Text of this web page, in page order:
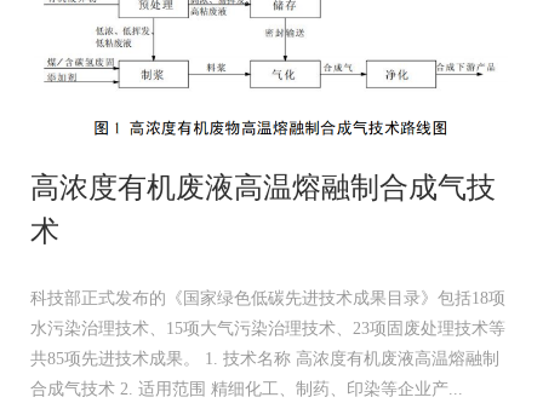
高浓度有机废液高温熔融制合成气技
术
科技部正式发布的《国家绿色低碳先进技术成果目录》包括18项
水污染治理技术、15项大气污染治理技术、23项固废处理技术等
共85项先进技术成果。 1. 技术名称 高浓度有机废液高温熔融制
合成气技术 2. 适用范围 精细化工、制药、印染等企业产...